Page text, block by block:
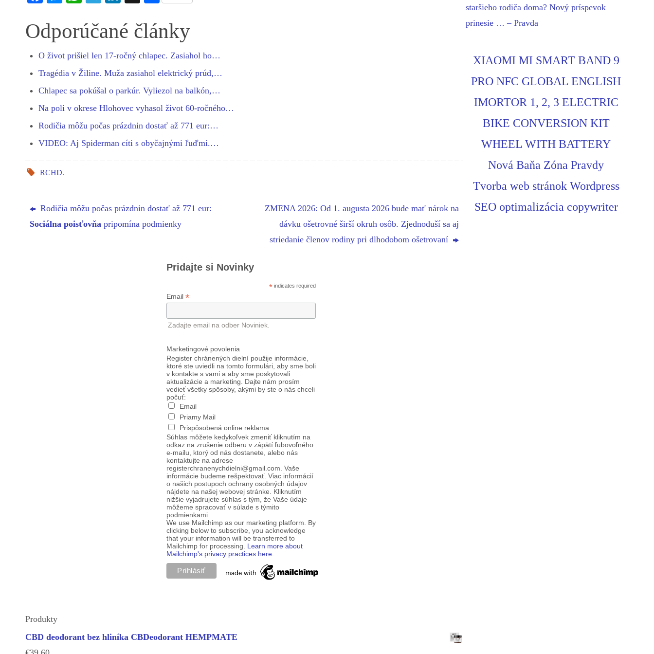
bo
ok
se
ng
er
ts
A
pp
gr
a
m
ed
In
re
Odporúčané články
O život prišiel len 17-ročný chlapec. Zasiahol ho…
Tragédia v Žiline. Muža zasiahol elektrický prúd,…
Chlapec sa pokúšal o parkúr. Vyliezol na balkón,…
Na poli v okrese Hlohovec vyhasol život 60-ročného…
Rodičia môžu počas prázdnin dostať až 771 eur:…
VIDEO: Aj Spiderman cíti s obyčajnými ľuďmi.…
RCHD.
Rodičia môžu počas prázdnin dostať až 771 eur:
Sociálna poisťovňa pripomína podmienky
ZMENA 2026: Od 1. augusta 2026 bude mať nárok na
dávku ošetrovné širší okruh osôb. Zjednoduší sa aj
striedanie členov rodiny pri dlhodobom ošetrovaní
Pridajte si Novinky
* indicates required
Email *
Zadajte email na odber Noviniek.
Marketingové povolenia
Register chránených dielní použije informácie,
ktoré ste uviedli na tomto formulári, aby sme boli
v kontakte s vami a aby sme poskytovali
aktualizácie a marketing. Dajte nám prosím
vedieť všetky spôsoby, akými by ste o nás chceli
počuť:
Email
Priamy Mail
Prispôsobená online reklama
Súhlas môžete kedykoľvek zmeniť kliknutím na
odkaz na zrušenie odberu v zápätí ľubovoľného
e-mailu, ktorý od nás dostanete, alebo nás
kontaktujte na adrese
registerchranenychdielni@gmail.com. Vaše
informácie budeme rešpektovať. Viac informácií
o našich postupoch ochrany osobných údajov
nájdete na našej webovej stránke. Kliknutím
nižšie vyjadrujete súhlas s tým, že Vaše údaje
môžeme spracovať v súlade s týmito
podmienkami.
We use Mailchimp as our marketing platform. By
clicking below to subscribe, you acknowledge
that your information will be transferred to
Mailchimp for processing. Learn more about
Mailchimp's privacy practices here.
Produkty
CBD deodorant bez hliníka CBDeodorant HEMPMATE
staršieho rodiča doma? Nový príspevok
prinesie … – Pravda
XIAOMI MI SMART BAND 9
PRO NFC GLOBAL ENGLISH
IMORTOR 1, 2, 3 ELECTRIC
BIKE CONVERSION KIT
WHEEL WITH BATTERY
Nová Baňa Zóna Pravdy
Tvorba web stránok Wordpress
SEO optimalizácia copywriter